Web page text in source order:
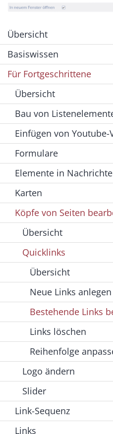
Übersicht
Basiswissen
Für Fortgeschrittene
Übersicht
Bau von
Einfügen von Youtube-
Formulare
Elemente in
Karten
Köpfe von Seiten
Übersicht
Quicklinks
Übersicht
Neue Links anlegen
Bestehende Links
Links löschen
Reihenfolge
Logo ändern
Slider
Link-Sequenz
Links